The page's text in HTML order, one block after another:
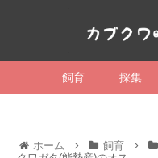
飼育 採集
ホーム 飼育